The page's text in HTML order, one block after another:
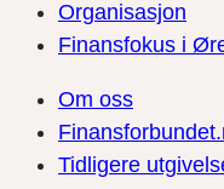
Organisasjon
Finansfokus i
Om oss
Tidligere